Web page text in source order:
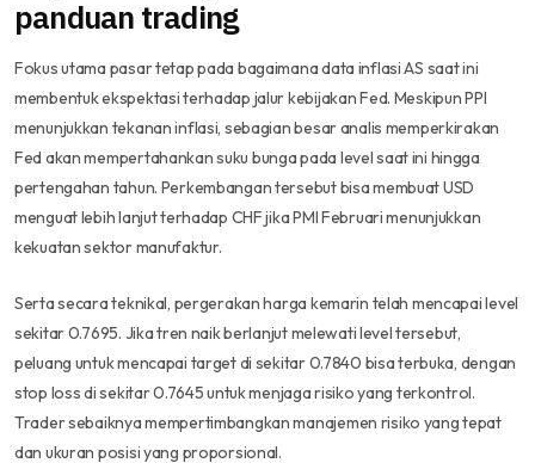
panduan trading
Fokus utama pasar tetap pada bagaimana data inflasi AS saat ini
membentuk ekspektasi terhadap jalur kebijakan Fed. Meskipun PPI
menunjukkan tekanan inflasi, sebagian besar analis memperkirakan
Fed akan mempertahankan suku bunga pada level saat ini hingga
pertengahan tahun. Perkembangan tersebut bisa membuat USD
menguat lebih lanjut terhadap CHF jika PMI Februari menunjukkan
kekuatan sektor manufaktur.
Serta secara teknikal, pergerakan harga kemarin telah mencapai level
sekitar 0.7695. Jika tren naik berlanjut melewati level tersebut,
peluang untuk mencapai target di sekitar 0.7840 bisa terbuka, dengan
stop loss di sekitar 0.7645 untuk menjaga risiko yang terkontrol.
Trader sebaiknya mempertimbangkan manajemen risiko yang tepat
dan ukuran posisi yang proporsional.